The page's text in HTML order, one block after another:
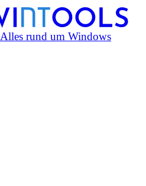
Alles rund um Windows